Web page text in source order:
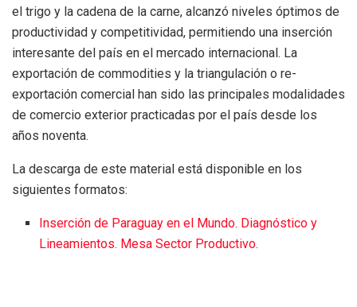
el trigo y la cadena de la carne, alcanzó niveles óptimos de
productividad y competitividad, permitiendo una inserción
interesante del país en el mercado internacional. La
exportación de commodities y la triangulación o re-
exportación comercial han sido las principales modalidades
de comercio exterior practicadas por el país desde los
años noventa.
La descarga de este material está disponible en los
siguientes formatos:
Inserción de Paraguay en el Mundo. Diagnóstico y
Lineamientos. Mesa Sector Productivo.